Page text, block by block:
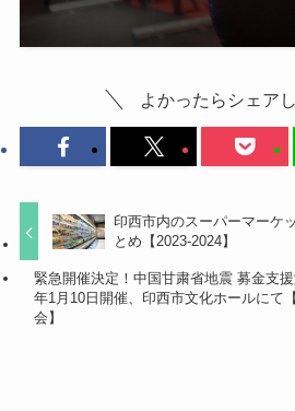
よかったらシェア
印西市内のスーパーマーケ
とめ【2023-2024】
緊急開催決定！中国甘粛省地震 募金支
年1月10日開催、印西市文化ホールにて
会】